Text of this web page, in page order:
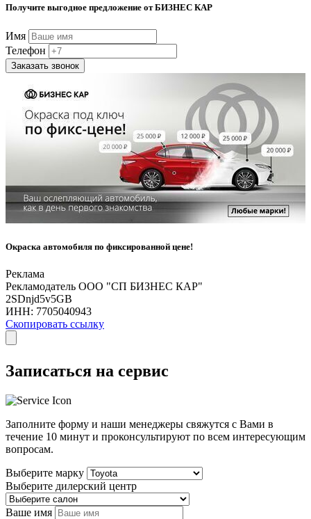
Получите выгодное предложение от БИЗНЕС КАР
Имя
Телефон
Заказать звонок
Окраска автомобиля по фиксированной цене!
Реклама
Рекламодатель ООО "СП БИЗНЕС КАР"
2SDnjd5v5GB
ИНН: 7705040943
Скопировать ссылку
Записаться на сервис
Заполните форму и наши менеджеры свяжутся с Вами в
течение 10 минут и проконсультируют по всем интересующим
вопросам.
Выберите марку
Выберите дилерский центр
Ваше имя